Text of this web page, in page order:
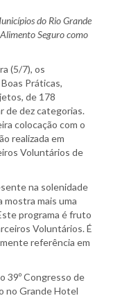
do Rio Grande
Seguro como
(5/7), os
Práticas,
de 178
de dez categorias.
colocação com o
realizada em
Voluntários de
na solenidade
mostra mais uma
programa é fruto
Voluntários. É
referência em
39º Congresso de
no Grande Hotel